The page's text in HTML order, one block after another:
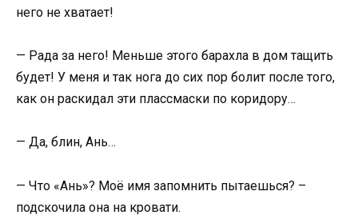
него не хватает!
— Рада за него! Меньше этого барахла в дом тащить
будет! У меня и так нога до сих пор болит после того,
как он раскидал эти плассмаски по коридору…
— Да, блин, Ань…
— Что «Ань»? Моё имя запомнить пытаешься? –
подскочила она на кровати.